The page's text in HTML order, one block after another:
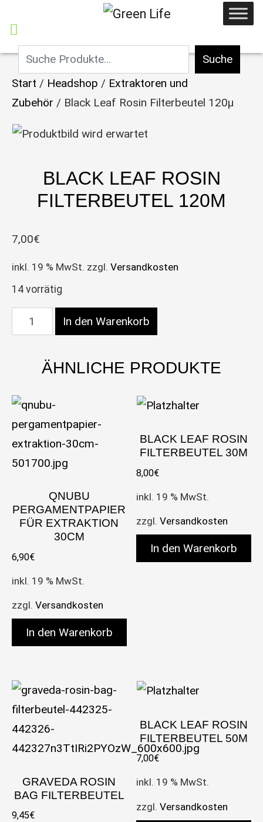
Suche
Start / Headshop / Extraktoren und
Zubehör / Black Leaf Rosin Filterbeutel 120μ
BLACK LEAF ROSIN
FILTERBEUTEL 120Μ
7,00€
inkl. 19 % MwSt. zzgl. Versandkosten
14 vorrätig
Black Leaf Rosin Filterbeutel 120μ Menge
In den Warenkorb
ÄHNLICHE PRODUKTE
QNUBU
PERGAMENTPAPIER
FÜR EXTRAKTION
30CM
6,90€
inkl. 19 % MwSt.
zzgl. Versandkosten
In den Warenkorb
BLACK LEAF ROSIN
FILTERBEUTEL 30Μ
8,00€
inkl. 19 % MwSt.
zzgl.Versandkosten
In den Warenkorb
GRAVEDA ROSIN
BAG FILTERBEUTEL
9,45€
BLACK LEAF ROSIN
FILTERBEUTEL 50Μ
7,00€
inkl. 19 % MwSt.
zzgl.Versandkosten